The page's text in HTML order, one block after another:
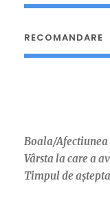
RECOMANDARE
Boala/
Vârsta la care a
Timpul de